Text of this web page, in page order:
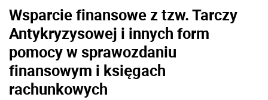
Wsparcie finansowe z tzw. Tarczy
Antykryzysowej i innych form
pomocy w sprawozdaniu
finansowym i księgach
rachunkowych